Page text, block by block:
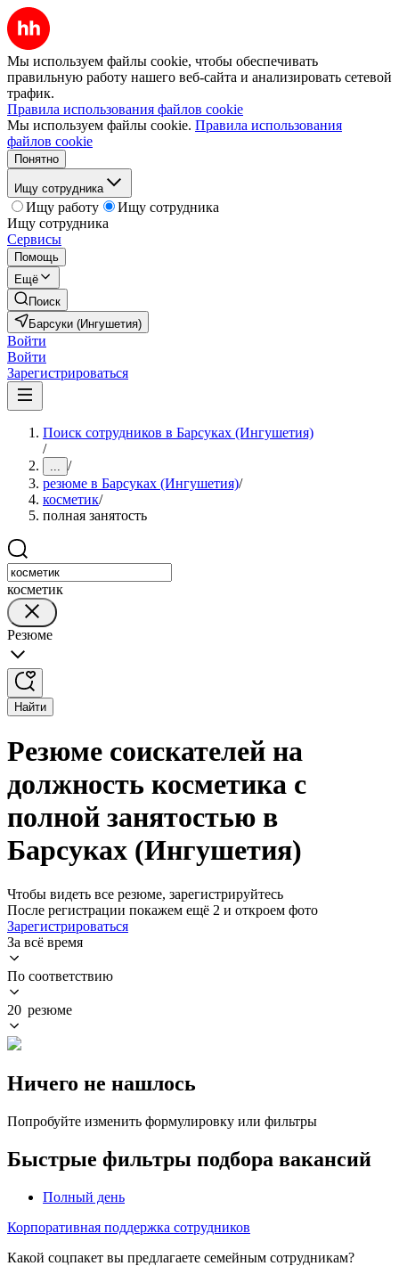
Мы используем файлы cookie, чтобы обеспечивать
правильную работу нашего веб-сайта и анализировать сетевой
трафик.
Правила использования файлов cookie
Мы используем файлы cookie. Правила использования
файлов cookie
Понятно
Ищу сотрудника
Ищу работу
Ищу сотрудника
Ищу сотрудника
Сервисы
Помощь
Ещё
Поиск
Барсуки (Ингушетия)
Войти
Войти
Зарегистрироваться
Поиск сотрудников в Барсуках (Ингушетия)
/
... /
резюме в Барсуках (Ингушетия)/
косметик/
полная занятость
косметик
Резюме
Найти
Резюме соискателей на
должность косметика с
полной занятостью в
Барсуках (Ингушетия)
Чтобы видеть все резюме, зарегистрируйтесь
После регистрации покажем ещё 2 и откроем фото
Зарегистрироваться
За всё время
По соответствию
20 резюме
Ничего не нашлось
Попробуйте изменить формулировку или фильтры
Быстрые фильтры подбора вакансий
Полный день
Корпоративная поддержка сотрудников
Какой соцпакет вы предлагаете семейным сотрудникам?